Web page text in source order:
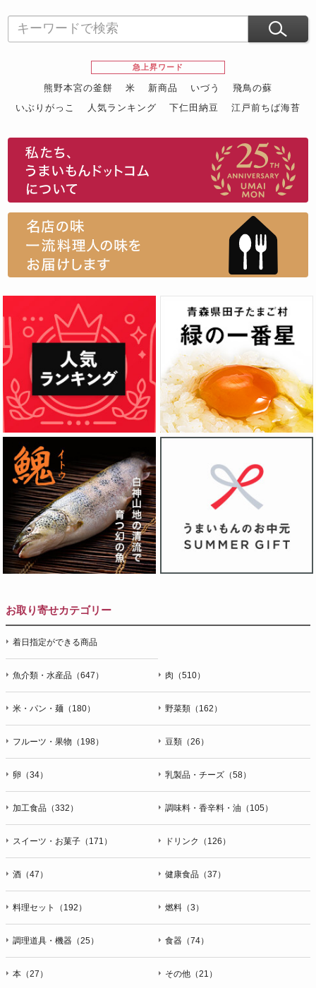
急上昇ワード
熊野本宮の釜餅 米 新商品 いづう
飛鳥の蘇
いぶりがっこ
人気ランキング 下仁田納豆
江戸前ちば海苔
お取り寄せカテゴリー
着日指定ができる商品
魚介類・水産品（647） 肉（510）
米・パン・麺（180） 野菜類（162）
フルーツ・果物（198） 豆類（26）
卵（34） 乳製品・チーズ（58）
加工食品（332） 調味料・香辛料・油（105）
スイーツ・お菓子（171） ドリンク（126）
酒（47） 健康食品（37）
料理セット（192） 燃料（3）
調理道具・機器（25） 食器（74）
本（27） その他（21）